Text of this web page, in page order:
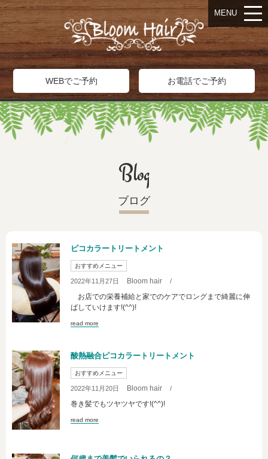
WEBでご予約 お電話でご予約
MENU
Blog
ブログ
ピコカラートリートメント
おすすめメニュー
2022年11月27日 Bloom hair /
お店での栄養補給と家でのケアでロングまで綺麗に伸
ばしていけます!(^^)!
read more
酸熱融合ピコカラートリートメント
おすすめメニュー
2022年11月20日 Bloom hair /
巻き髪でもツヤツヤです!(^^)!
read more